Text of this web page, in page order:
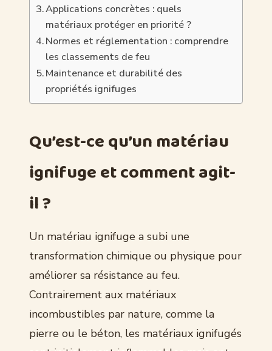
Applications concrètes : quels
matériaux protéger en priorité ?
Normes et réglementation : comprendre
les classements de feu
Maintenance et durabilité des
propriétés ignifuges
Qu’est-ce qu’un matériau
ignifuge et comment agit-
il ?
Un matériau ignifuge a subi une
transformation chimique ou physique pour
améliorer sa résistance au feu.
Contrairement aux matériaux
incombustibles par nature, comme la
pierre ou le béton, les matériaux ignifugés